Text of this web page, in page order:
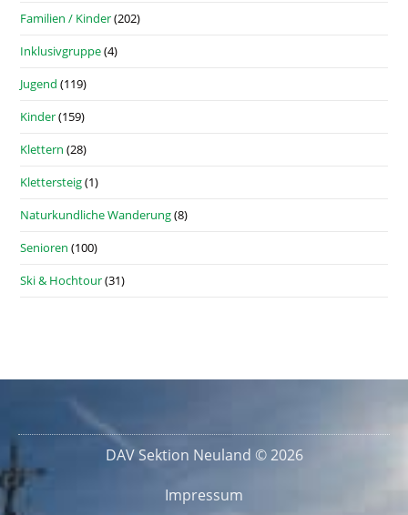
Familien / Kinder(202)
Inklusivgruppe(4)
Jugend (119)
Kinder(159)
Klettern (28)
Klettersteig(1)
Naturkundliche Wanderung(8)
Senioren (100)
Ski & Hochtour(31)
DAV Sektion Neuland © 2026
Impressum